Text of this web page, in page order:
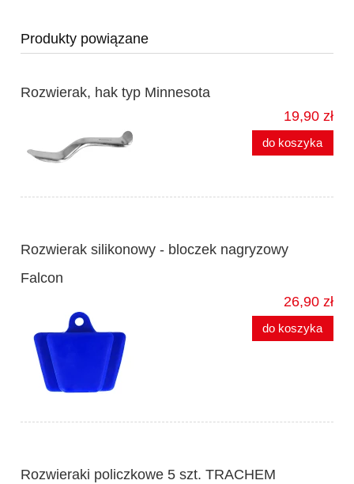
Produkty powiązane
Rozwierak, hak typ Minnesota
19,90 zł
do koszyka
Rozwierak silikonowy - bloczek nagryzowy
Falcon
26,90 zł
do koszyka
Rozwieraki policzkowe 5 szt. TRACHEM